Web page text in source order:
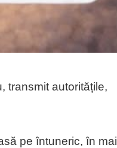
transmit autoritățile,
pe întuneric, în mai